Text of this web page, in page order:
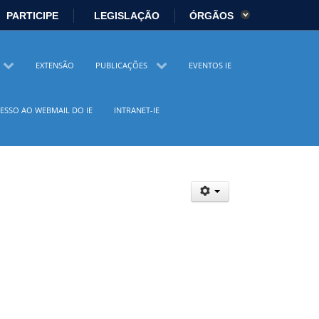
PARTICIPE LEGISLAÇÃO ÓRGÃOS
Ministério da Economia
EXTENSÃO PUBLICAÇÕES EVENTOS IE
AO WEBMAIL DO IE INTRANET-IE